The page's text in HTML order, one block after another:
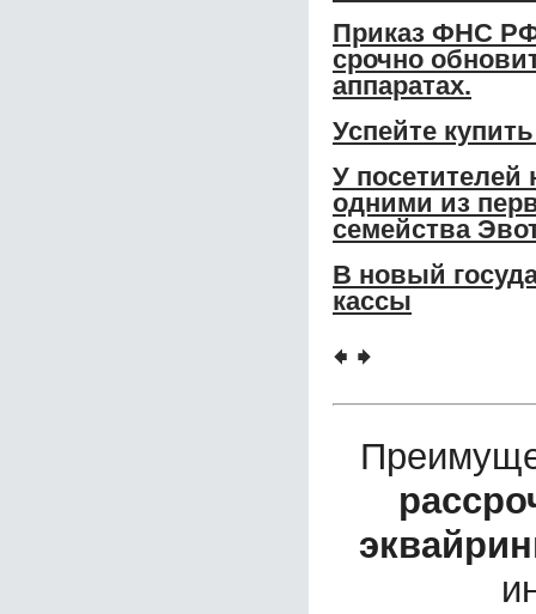
Приказ ФНС
срочно
аппаратах.
Успейте
У посетителей
одними из
семейства
В новый
кассы
🠸 🠺